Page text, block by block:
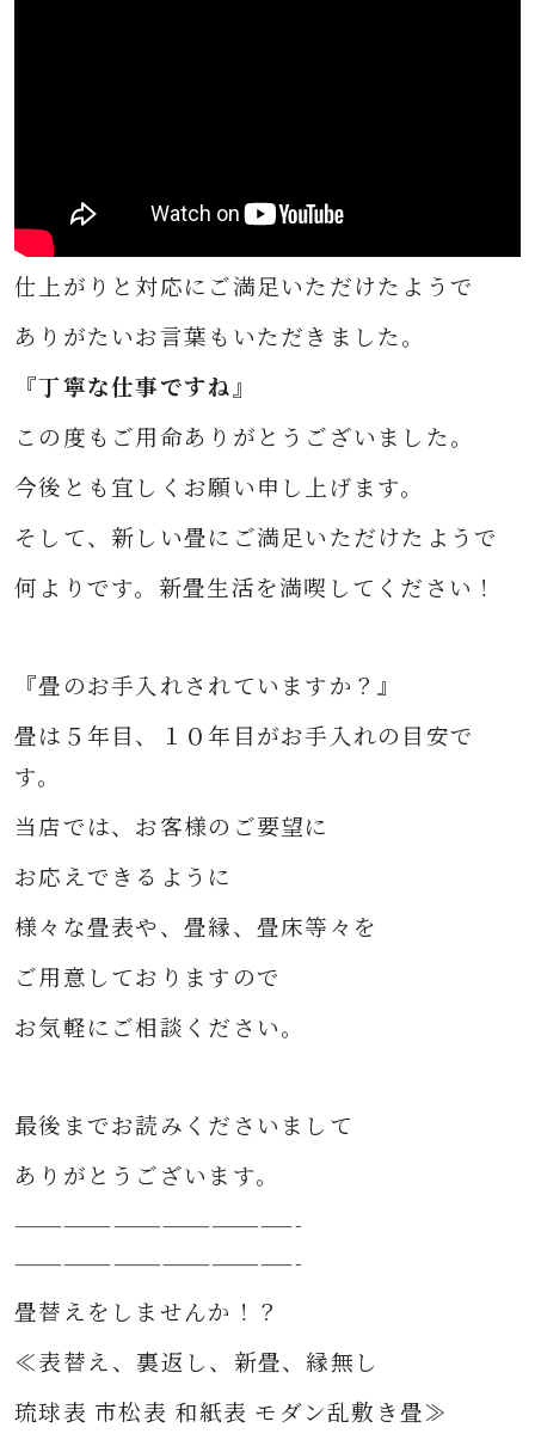
仕上がりと対応にご満足いただけたようで
ありがたいお言葉もいただきました。
『丁寧な仕事ですね』
この度もご用命ありがとうございました。
今後とも宜しくお願い申し上げます。
そして、新しい畳に ご満足いただけたようで
何よりです。 新畳生活を満喫してください！
『畳のお手入れされていますか？』
畳は５年目、１０年目がお手入れの目安で
す。
当店では、お客様のご要望に
お応えできるように
様々な畳表や、畳縁、畳床等々を
ご用意しておりますので
お気軽にご相談ください。
最後までお読みくださいまして
ありがとうございます。
—————————————————-
—————————————————-
畳替えをしませんか！？
≪表替え、裏返し、新畳、縁無し
琉球表 市松表 和紙表 モダン乱敷き畳≫